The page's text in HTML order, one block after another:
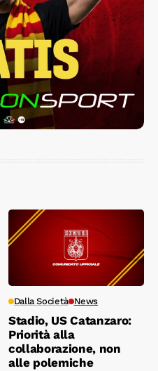
Dalla Società News
Stadio, US Catanzaro:
Priorità alla
collaborazione, non
alle polemiche